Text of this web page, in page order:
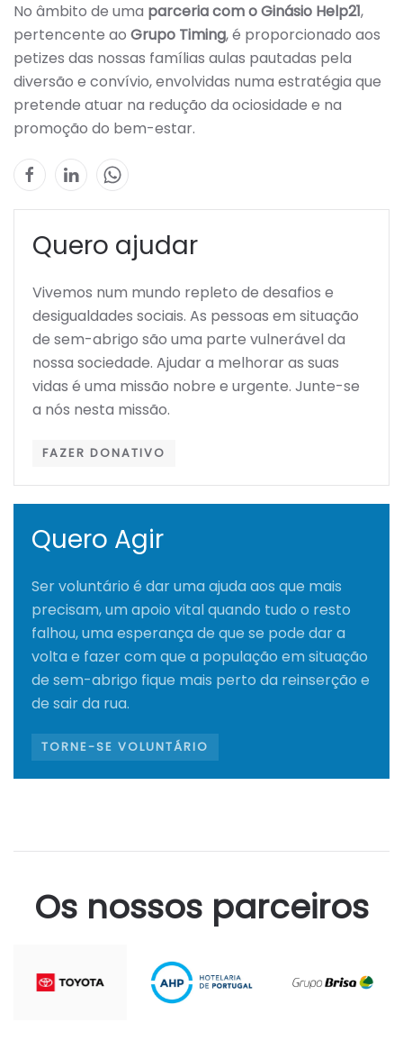
No âmbito de uma parceria com o Ginásio Help21,
pertencente ao Grupo Timing, é proporcionado aos
petizes das nossas famílias aulas pautadas pela
diversão e convívio, envolvidas numa estratégia que
pretende atuar na redução da ociosidade e na
promoção do bem-estar.
Quero ajudar
Vivemos num mundo repleto de desafios e
desigualdades sociais. As pessoas em situação
de sem-abrigo são uma parte vulnerável da
nossa sociedade. Ajudar a melhorar as suas
vidas é uma missão nobre e urgente. Junte-se
a nós nesta missão.
FAZER DONATIVO
Quero Agir
Ser voluntário é dar uma ajuda aos que mais
precisam, um apoio vital quando tudo o resto
falhou, uma esperança de que se pode dar a
volta e fazer com que a população em situação
de sem-abrigo fique mais perto da reinserção e
de sair da rua.
TORNE-SE VOLUNTÁRIO
Os nossos parceiros